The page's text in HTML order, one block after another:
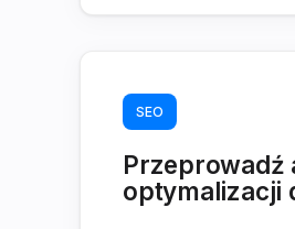
SEO
Przeprowadź
optymalizacji